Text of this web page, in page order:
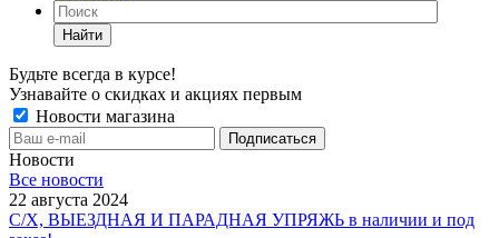
Найти
Будьте всегда в курсе!
Узнавайте о скидках и акциях первым
Новости магазина
Новости
Все новости
22 августа 2024
С/Х, ВЫЕЗДНАЯ И ПАРАДНАЯ УПРЯЖЬ в наличии и под